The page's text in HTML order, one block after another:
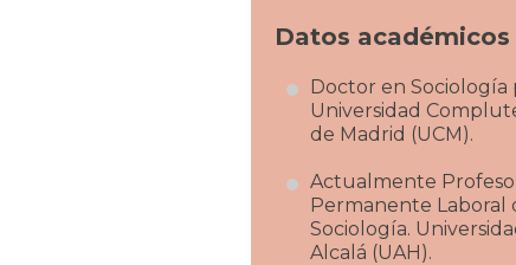
Datos académicos
Doctor en Sociología
Universidad
de Madrid (UCM).
Actualmente
Permanente Laboral
Sociología.
Alcalá (UAH).